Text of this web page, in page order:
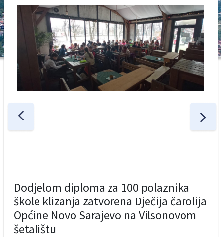
Dodjelom diploma za 100 polaznika
škole klizanja zatvorena Dječija čarolija
Općine Novo Sarajevo na Vilsonovom
šetalištu